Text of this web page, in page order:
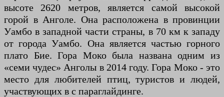
высоте 2620 метров, является самой высокой
горой в Анголе. Она расположена в провинции
Уамбо в западной части страны, в 70 км к западу
от города Уамбо. Она является частью горного
плато Бие. Гора Моко была названа одним из
«семи чудес» Анголы в 2014 году. Гора Моко - это
место для любителей птиц, туристов и людей,
участвующих в с параглайдинге.